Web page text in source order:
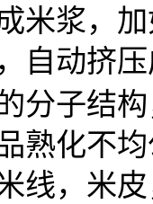
米浆，
自动挤
分子结
熟化不
线，米